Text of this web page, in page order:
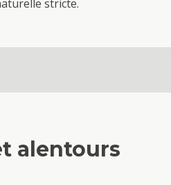
stricte.
alentours